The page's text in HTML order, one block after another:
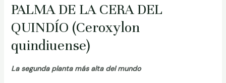
PALMA DE LA CERA DEL
QUINDÍO (Ceroxylon
quindiuense)
La segunda planta más alta del mundo